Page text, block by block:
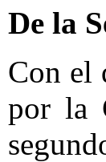
De la
Con el
por la